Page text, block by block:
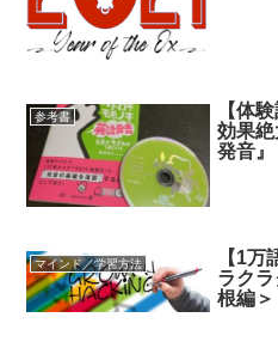
参考書
【体
効果
発音』
マインド／学習方法
【1
ラク
根編＞